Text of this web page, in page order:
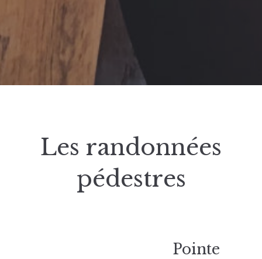
Les randonnées
pédestres
Pointe